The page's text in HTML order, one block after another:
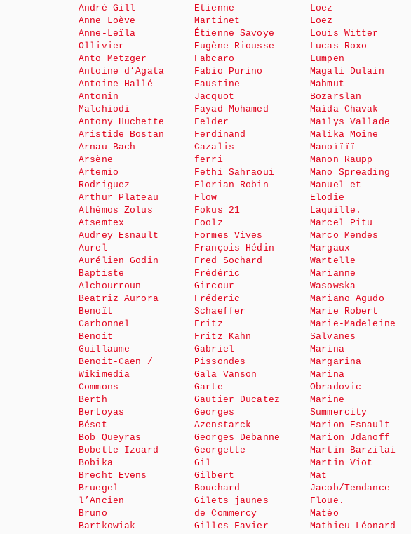
André Gill
Anne Loève
Anne-Leïla
Ollivier
Anto Metzger
Antoine d’Agata
Antoine Hallé
Antonin
Malchiodi
Antony Huchette
Aristide Bostan
Arnau Bach
Arsène
Artemio
Rodriguez
Arthur Plateau
Athémos Zolus
Atsemtex
Audrey Esnault
Aurel
Aurélien Godin
Baptiste
Alchourroun
Beatriz Aurora
Benoît
Carbonnel
Benoit
Guillaume
Benoit-Caen /
Wikimedia
Commons
Berth
Bertoyas
Bésot
Bob Queyras
Bobette Izoard
Bobika
Brecht Evens
Bruegel
l’Ancien
Bruno
Bartkowiak
Etienne
Martinet
Étienne Savoye
Eugène Riousse
Fabcaro
Fabio Purino
Faustine
Jacquot
Fayad Mohamed
Felder
Ferdinand
Cazalis
ferri
Fethi Sahraoui
Florian Robin
Flow
Fokus 21
Foolz
Formes Vives
François Hédin
Fred Sochard
Frédéric
Gircour
Fréderic
Schaeffer
Fritz
Fritz Kahn
Gabriel
Pissondes
Gala Vanson
Garte
Gautier Ducatez
Georges
Azenstarck
Georges Debanne
Georgette
Gil
Gilbert
Bouchard
Gilets jaunes
de Commercy
Gilles Favier
Loez
Loez
Louis Witter
Lucas Roxo
Lumpen
Magali Dulain
Mahmut
Bozarslan
Maïda Chavak
Maïlys Vallade
Malika Moine
Manoïïïï
Manon Raupp
Mano Spreading
Manuel et
Elodie
Laquille.
Marcel Pitu
Marco Mendes
Margaux
Wartelle
Marianne
Wasowska
Mariano Agudo
Marie Robert
Marie-Madeleine
Salvanes
Marina
Margarina
Marina
Obradovic
Marine
Summercity
Marion Esnault
Marion Jdanoff
Martin Barzilai
Martin Viot
Mat
Jacob/Tendance
Floue.
Matéo
Mathieu Léonard